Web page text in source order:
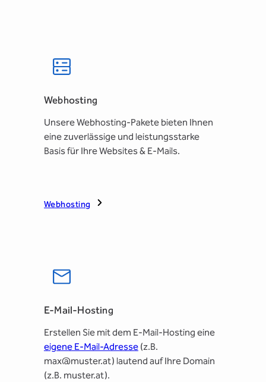
Webhosting
Unsere Webhosting-Pakete bieten Ihnen
eine zuverlässige und leistungsstarke
Basis für Ihre Websites & E-Mails.
Webhosting
E-Mail-Hosting
Erstellen Sie mit dem E-Mail-Hosting eine
eigene E-Mail-Adresse(z.B.
max@muster.at) lautend auf Ihre Domain
(z.B. muster.at).